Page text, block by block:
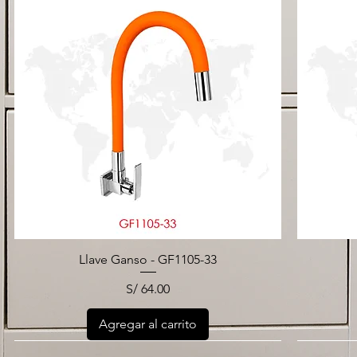
Llave Ganso - GF1105-33
Precio
S/ 64.00
Agregar al carrito